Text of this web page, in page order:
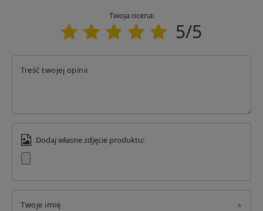
Twoja ocena:
5/5
Treść twojej opinii
Dodaj własne zdjęcie produktu:
Twoje imię